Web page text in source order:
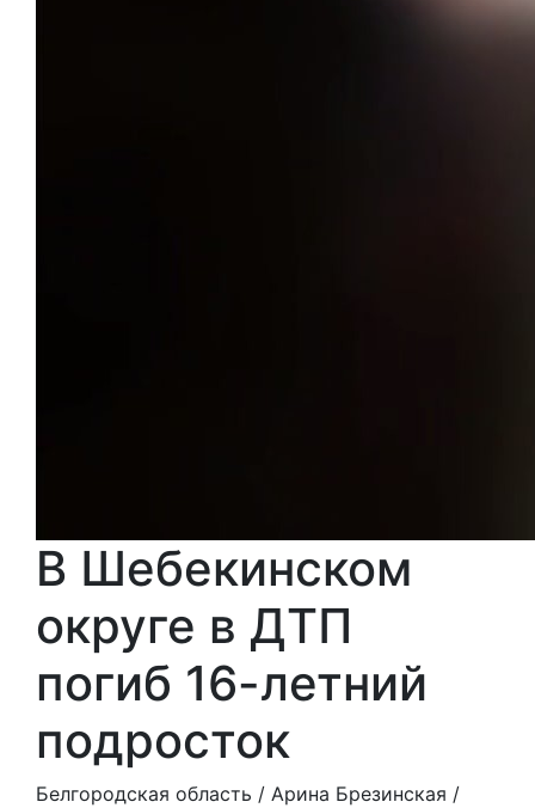
В Шебекинском
округе в ДТП
погиб 16-летний
подросток
Белгородская область / Арина Брезинская /